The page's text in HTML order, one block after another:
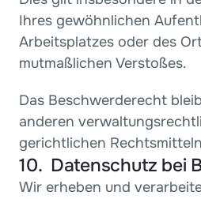
Ihres gewöhnlichen
Arbeitsplatzes oder des
mutmaßlichen Verstoßes.
Das Beschwerderecht
anderen
gerichtlichen
10.  Datenschutz bei
Wir erheben und